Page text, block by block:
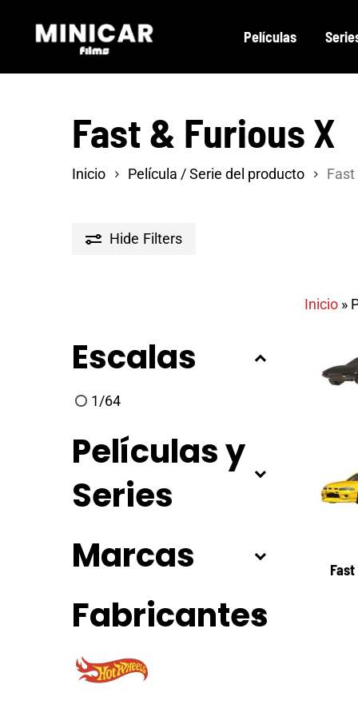
Películas
Fast & Furious X
Inicio Película / Serie del producto Fast
Hide Filters
Escalas
1/64
Películas y
Series
Marcas
Fabricantes
Inicio »